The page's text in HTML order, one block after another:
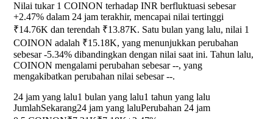
Nilai tukar 1 COINON terhadap INR berfluktuasi sebesar
+2.47% dalam 24 jam terakhir, mencapai nilai tertinggi
₹14.76K dan terendah ₹13.87K. Satu bulan yang lalu, nilai 1
COINON adalah ₹15.18K, yang menunjukkan perubahan
sebesar-5.34% dibandingkan dengan nilai saat ini. Tahun lalu,
COINON mengalami perubahan sebesar--, yang
mengakibatkan perubahan nilai sebesar--.
24 jam yang lalu1 bulan yang lalu1 tahun yang lalu
JumlahSekarang24 jam yang laluPerubahan 24 jam